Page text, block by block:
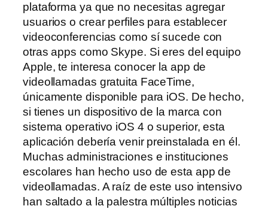
plataforma ya que no necesitas agregar
usuarios o crear perfiles para establecer
videoconferencias como sí sucede con
otras apps como Skype. Si eres del equipo
Apple, te interesa conocer la app de
videollamadas gratuita FaceTime,
únicamente disponible para iOS. De hecho,
si tienes un dispositivo de la marca con
sistema operativo iOS 4 o superior, esta
aplicación debería venir preinstalada en él.
Muchas administraciones e instituciones
escolares han hecho uso de esta app de
videollamadas. A raíz de este uso intensivo
han saltado a la palestra múltiples noticias